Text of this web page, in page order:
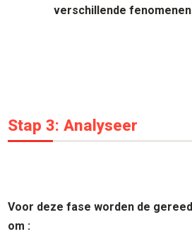
verschillende
Stap 3: Analyseer
Voor deze fase worden de
om :